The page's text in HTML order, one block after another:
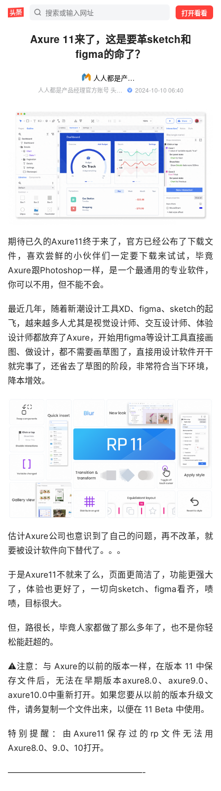
打开看看
Axure 11来了，这是要革sketch和
figma的命了？
人人都是产品经理
人人都是产品经理官方账号 头条精选作者
  2024-10-10 06:40
期待已久的Axure11终于来了，官方已经公布了下载文
件，喜欢尝鲜的小伙伴们一定要下载来试试，毕竟
Axure跟Photoshop一样，是一个最通用的专业软件，
你可以不用，但不能不会。
最近几年，随着新潮设计工具XD、figma、sketch的起
飞，越来越多人尤其是视觉设计师、交互设计师、体验
设计师都放弃了Axure，开始用figma等设计工具直接画
图、做设计，都不需要画草图了，直接用设计软件开干
就完事了，还省去了草图的阶段，非常符合当下环境，
降本增效。
估计Axure公司也意识到了自己的问题，再不改革，就
要被设计软件向下替代了。。。
于是Axure11不就来了么，页面更简洁了，功能更强大
了，体验也更好了，一切向sketch、figma看齐，啧
啧，目标很大。
但，路很长，毕竟人家都做了那么多年了，也不是你轻
松能赶超的。
⚠️注意：与 Axure的以前的版本一样，在版本 11 中保
存文件后，无法在早期版本axure8.0、axure9.0、
axure10.0中重新打开。如果您要从以前的版本升级文
件，请务复制一个文件出来，以便在 11 Beta 中使用。
特别提醒：由Axure11保存过的rp文件无法用
Axure8.0、9.0、10打开。
————————————————-